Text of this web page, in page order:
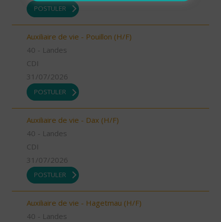
POSTULER
Auxiliaire de vie - Pouillon (H/F)
40 - Landes
CDI
31/07/2026
POSTULER
Auxiliaire de vie - Dax (H/F)
40 - Landes
CDI
31/07/2026
POSTULER
Auxiliaire de vie - Hagetmau (H/F)
40 - Landes